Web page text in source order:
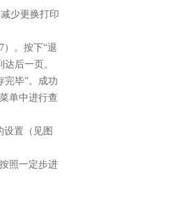
少更换打印
）。按下“退
后一页。
毕”。成功
单中进行查
设置（见图
照一定步进